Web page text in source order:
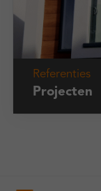
Referenties
Projecten